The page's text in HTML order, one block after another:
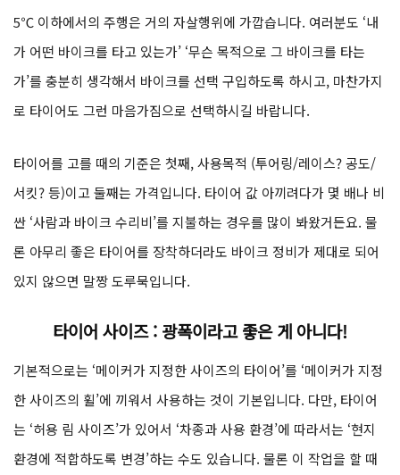
5℃ 이하에서의 주행은 거의 자살행위에 가깝습니다. 여러분도 ‘내
가 어떤 바이크를 타고 있는가’ ‘무슨 목적으로 그 바이크를 타는
가’를 충분히 생각해서 바이크를 선택 구입하도록 하시고, 마찬가지
로 타이어도 그런 마음가짐으로 선택하시길 바랍니다.
타이어를 고를 때의 기준은 첫째, 사용목적 (투어링/레이스? 공도/
서킷? 등)이고 둘째는 가격입니다. 타이어 값 아끼려다가 몇 배나 비
싼 ‘사람과 바이크 수리비’를 지불하는 경우를 많이 봐왔거든요. 물
론 아무리 좋은 타이어를 장착하더라도 바이크 정비가 제대로 되어
있지 않으면 말짱 도루묵입니다.
타이어 사이즈 : 광폭이라고 좋은 게 아니다!
기본적으로는 ‘메이커가 지정한 사이즈의 타이어’를 ‘메이커가 지정
한 사이즈의 휠’에 끼워서 사용하는 것이 기본입니다. 다만, 타이어
는 ‘허용 림 사이즈’가 있어서 ‘차종과 사용 환경’에 따라서는 ‘현지
환경에 적합하도록 변경’하는 수도 있습니다. 물론 이 작업을 할 때